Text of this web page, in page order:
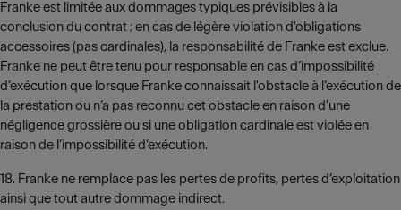
Franke est limitée aux dommages typiques prévisibles à la
conclusion du contrat ; en cas de légère violation d'obligations
accessoires (pas cardinales), la responsabilité de Franke est exclue.
Franke ne peut être tenu pour responsable en cas d’impossibilité
d’exécution que lorsque Franke connaissait l'obstacle à l’exécution de
la prestation ou n’a pas reconnu cet obstacle en raison d'une
négligence grossière ou si une obligation cardinale est violée en
raison de l’impossibilité d’exécution.
18. Franke ne remplace pas les pertes de profits, pertes d’exploitation
ainsi que tout autre dommage indirect.